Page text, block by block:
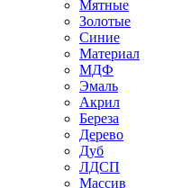
Мятные
Золотые
Синие
Материал
МДФ
Эмаль
Акрил
Береза
Дерево
Дуб
ЛДСП
Массив